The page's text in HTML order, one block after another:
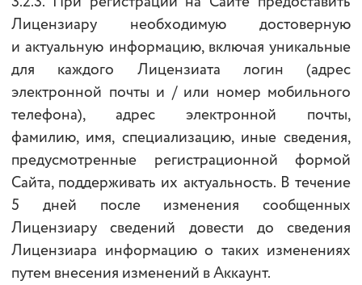
Лицензиару необходимую достоверную
и актуальную информацию, включая уникальные
для каждого Лицензиата логин (адрес
электронной почты и / или номер мобильного
телефона), адрес электронной почты,
фамилию, имя, специализацию, иные сведения,
предусмотренные регистрационной формой
Сайта, поддерживать их актуальность. В течение
5 дней после изменения сообщенных
Лицензиару сведений довести до сведения
Лицензиара информацию о таких изменениях
путем внесения изменений в Аккаунт.